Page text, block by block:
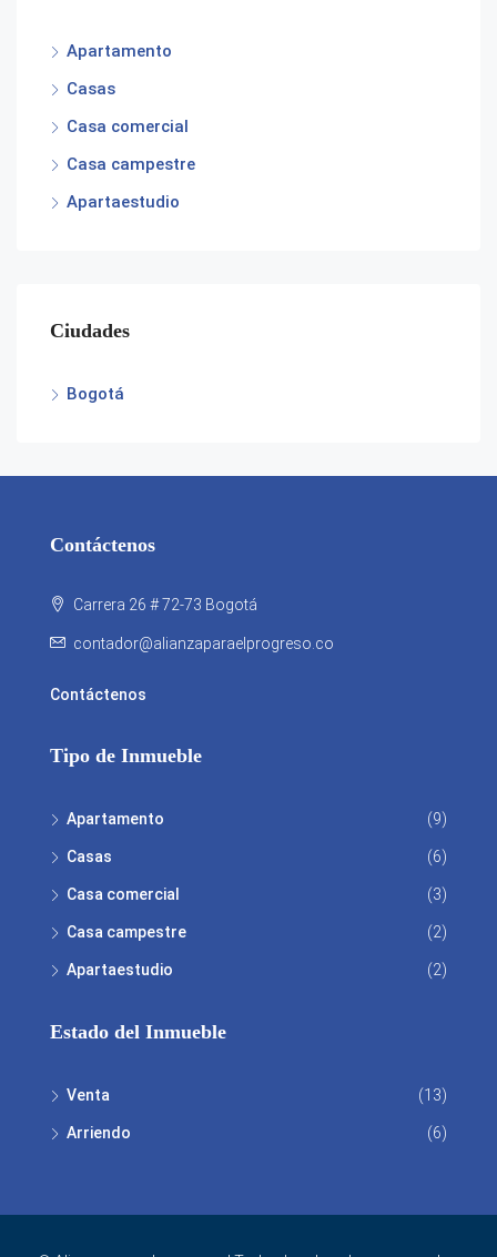
Apartamento
Casas
Casa comercial
Casa campestre
Apartaestudio
Ciudades
Bogotá
Contáctenos
Carrera 26 # 72-73 Bogotá
contador@alianzaparaelprogreso.co
Contáctenos
Tipo de Inmueble
Apartamento (9)
Casas (6)
Casa comercial (3)
Casa campestre (2)
Apartaestudio (2)
Estado del Inmueble
Venta (13)
Arriendo (6)